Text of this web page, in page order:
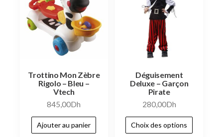
Trottino Mon Zèbre
Rigolo – Bleu –
Vtech
845,00Dh
Ajouter au panier
Déguisement
Deluxe – Garçon
Pirate
280,00Dh
Choix des options